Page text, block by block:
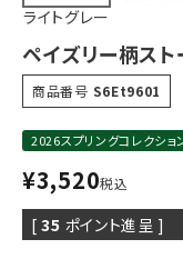
ライトグレー
ペイズリー柄スト
商品番号 S6Et9601
2026スプリングコレクショ
¥3,520税込
[ 35 ポイント進呈 ]